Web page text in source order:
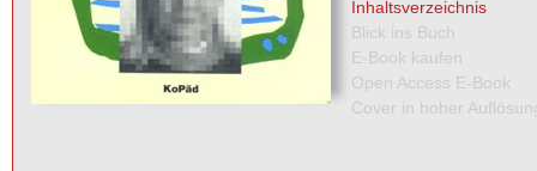
Inhaltsverzeichnis
Blick ins Buch
E-Book kaufen
Open Access E-Book
Cover in hoher